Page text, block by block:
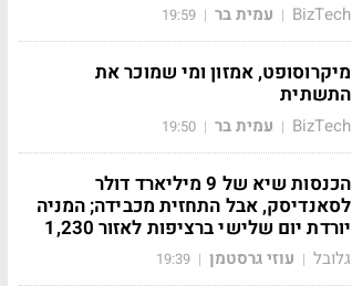
BizTech
| עמית בר |
19:59
מיקרוסופט, אמזון ומי שמוכר את
התשתית
BizTech
| עמית בר |
19:50
הכנסות שיא של 9 מיליארד דולר
לסאנדיסק, אבל התחזית מכבידה; המניה
יורדת יום שלישי ברציפות לאזור 1,230
גלובל | עוזי גרסטמן |
19:39